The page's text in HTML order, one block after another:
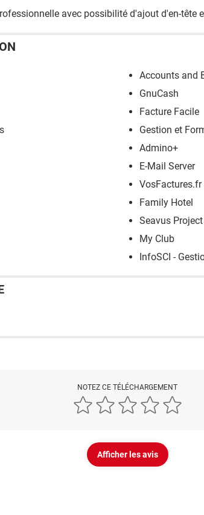
avec possibilité d'ajout d'en-tête
Accounts and
GnuCash
Facture Facile
Gestion et
Admino+
E-Mail Server
VosFactures.fr
Family Hotel
Seavus
My Club
InfoSCI -
NOTEZ CE TÉLÉCHARGEMENT
Afficher les avis